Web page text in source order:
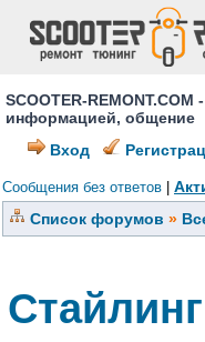
SCOOTER-
информацией, общение
Вход
Сообщения без ответов
Список форумов »